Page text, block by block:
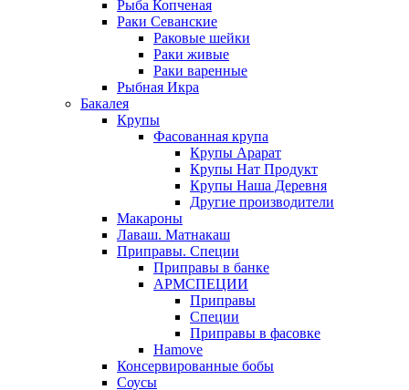
Рыба Копченая
Раки Севанские
Раковые шейки
Раки живые
Раки варенные
Рыбная Икра
Бакалея
Крупы
Фасованная крупа
Крупы Арарат
Крупы Нат Продукт
Крупы Наша Деревня
Другие производители
Макароны
Лаваш. Матнакаш
Приправы. Специи
Приправы в банке
АРМСПЕЦИИ
Приправы
Специи
Приправы в фасовке
Hamove
Консервированные бобы
Соусы